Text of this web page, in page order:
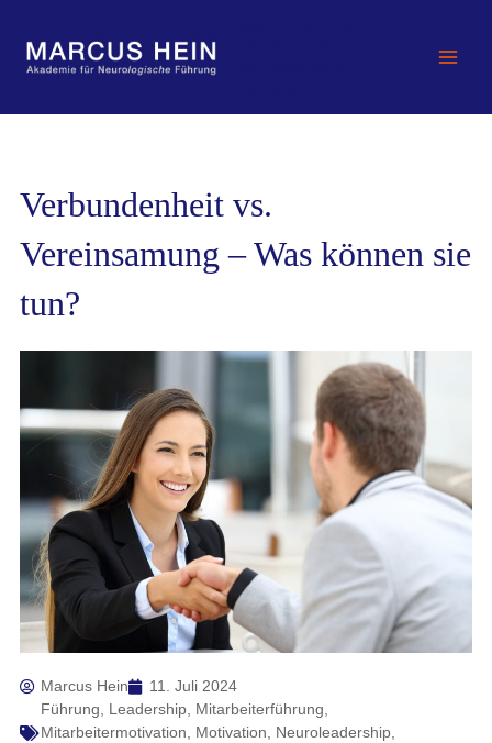
springen
Verbundenheit vs.
Vereinsamung – Was können sie
tun?
Marcus Hein
11. Juli 2024
Führung, Leadership, Mitarbeiterführung,
Mitarbeitermotivation, Motivation, Neuroleadership,